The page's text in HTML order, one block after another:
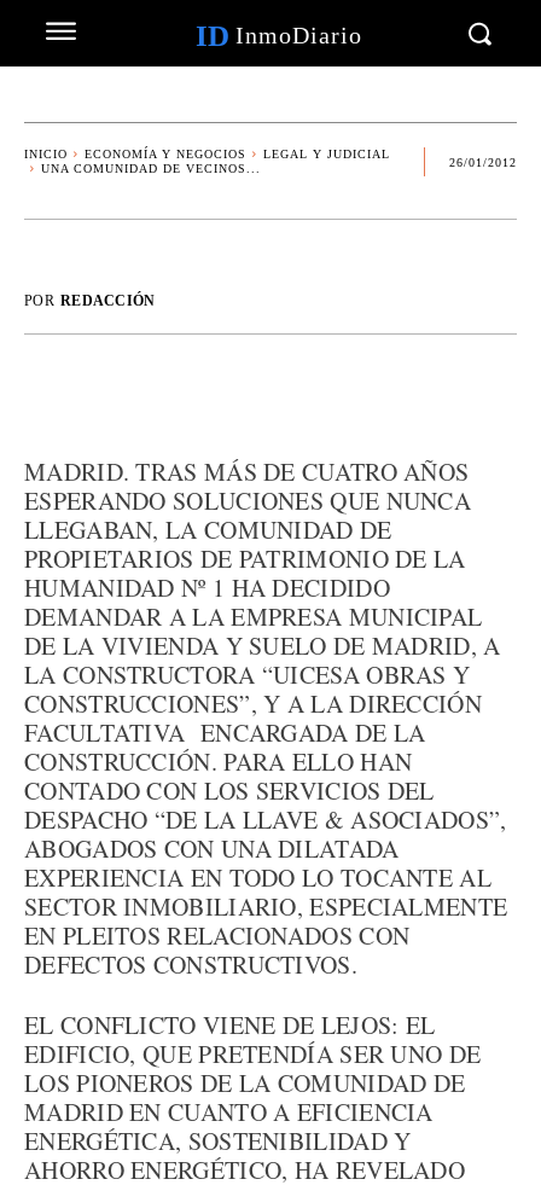
ID InmoDiario
INICIO ECONOMÍA Y NEGOCIOS
LEGAL Y JUDICIAL
UNA COMUNIDAD DE VECINOS...
26/01/2012
POR REDACCIÓN
MADRID. TRAS MÁS DE CUATRO AÑOS
ESPERANDO SOLUCIONES QUE NUNCA
LLEGABAN, LA COMUNIDAD DE
PROPIETARIOS DE PATRIMONIO DE LA
HUMANIDAD Nº 1 HA DECIDIDO
DEMANDAR A LA EMPRESA MUNICIPAL
DE LA VIVIENDA Y SUELO DE MADRID, A
LA CONSTRUCTORA “UICESA OBRAS Y
CONSTRUCCIONES”, Y A LA DIRECCIÓN
FACULTATIVA ENCARGADA DE LA
CONSTRUCCIÓN. PARA ELLO HAN
CONTADO CON LOS SERVICIOS DEL
DESPACHO “DE LA LLAVE & ASOCIADOS”,
ABOGADOS CON UNA DILATADA
EXPERIENCIA EN TODO LO TOCANTE AL
SECTOR INMOBILIARIO, ESPECIALMENTE
EN PLEITOS RELACIONADOS CON
DEFECTOS CONSTRUCTIVOS.
EL CONFLICTO VIENE DE LEJOS: EL
EDIFICIO, QUE PRETENDÍA SER UNO DE
LOS PIONEROS DE LA COMUNIDAD DE
MADRID EN CUANTO A EFICIENCIA
ENERGÉTICA, SOSTENIBILIDAD Y
AHORRO ENERGÉTICO, HA REVELADO